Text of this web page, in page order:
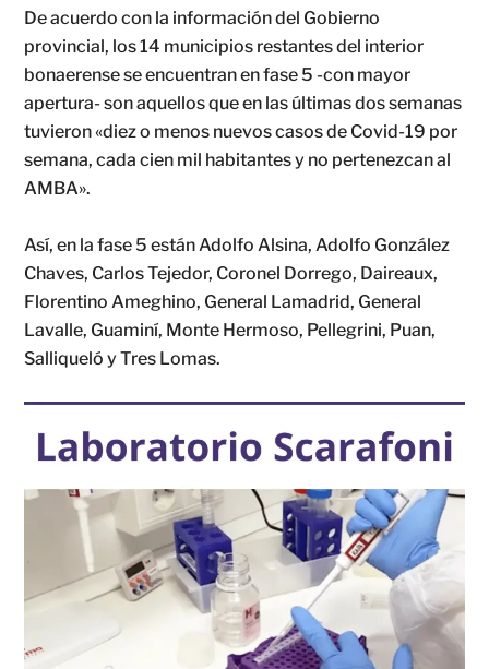
De acuerdo con la información del Gobierno
provincial, los 14 municipios restantes del interior
bonaerense se encuentran en fase 5 -con mayor
apertura- son aquellos que en las últimas dos semanas
tuvieron «diez o menos nuevos casos de Covid-19 por
semana, cada cien mil habitantes y no pertenezcan al
AMBA».
Así, en la fase 5 están Adolfo Alsina, Adolfo González
Chaves, Carlos Tejedor, Coronel Dorrego, Daireaux,
Florentino Ameghino, General Lamadrid, General
Lavalle, Guaminí, Monte Hermoso, Pellegrini, Puan,
Salliqueló y Tres Lomas.